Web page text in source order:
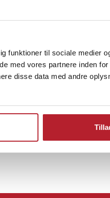
funktioner til sociale medier
med vores partnere inden for
disse data med andre
Finde gode tilbud
Samsung Lasertoner